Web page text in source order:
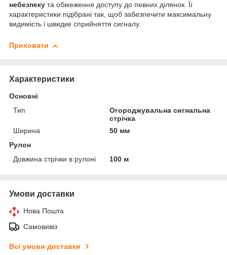
небезпеку та обмеження доступу до певних ділянок. Її
характеристики підібрані так, щоб забезпечити максимальну
видимість і швидке сприйняття сигналу.
Приховати
Характеристики
Основні
Тип
Огороджувальна сигнальна
стрічка
Ширина
50 мм
Рулон
Довжина стрічки в рулоні
100 м
Умови доставки
Нова Пошта
Самовивіз
Всі умови доставки